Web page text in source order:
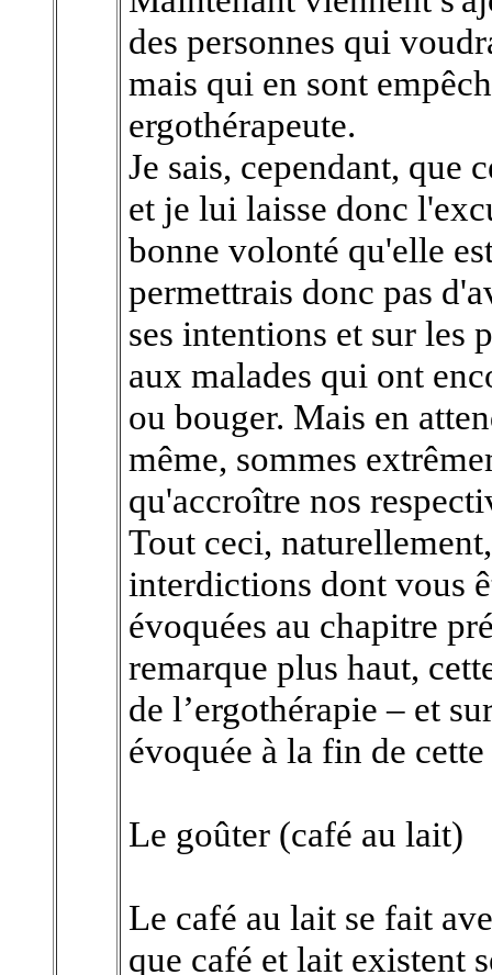
des personnes qui
mais qui en sont
ergothérapeute.
Je sais, cependant, que
et je lui laisse donc
bonne volonté qu'elle
permettrais donc pas
ses intentions et sur les
aux malades qui ont
ou bouger. Mais en
même, sommes
qu'accroître nos
Tout ceci,
interdictions dont vous
évoquées au chapitre
remarque plus haut,
de l’ergothérapie – et
évoquée à la fin de
Le goûter (café au lait)
Le café au lait se fait
que café et lait existent